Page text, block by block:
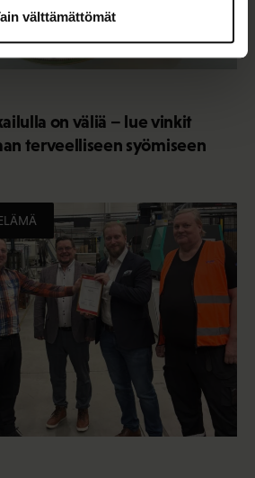
välttämättömät
on väliä – lue vinkit
terveelliseen syömiseen